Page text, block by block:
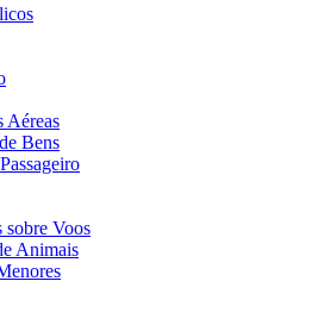
Aéreas
Bens
sobre Voos
Animais